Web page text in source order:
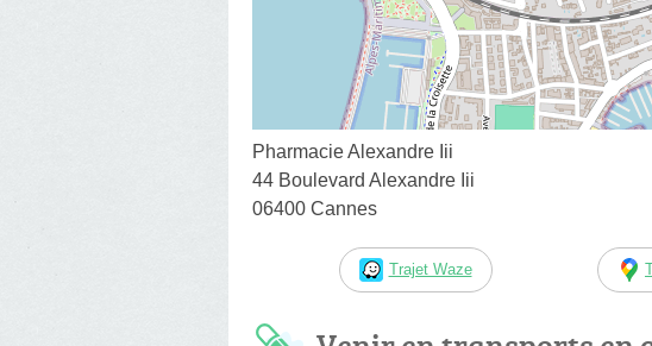
Pharmacie Alexandre Iii
44 Boulevard Alexandre Iii
06400 Cannes
Trajet Waze